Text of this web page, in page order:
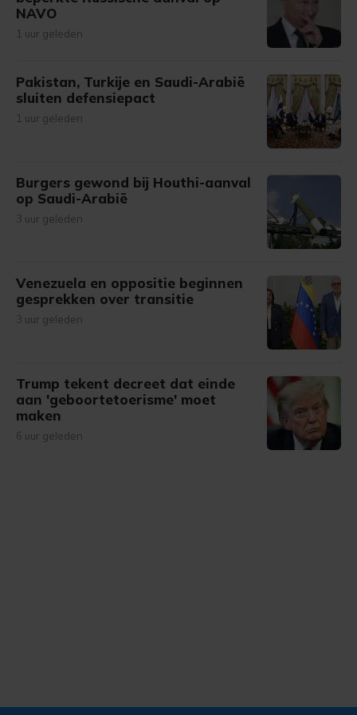
NAVO
1 uur geleden
Pakistan, Turkije en Saudi-Arabië
sluiten defensiepact
1 uur geleden
Burgers gewond bij Houthi-aanval
op Saudi-Arabië
3 uur geleden
Venezuela en oppositie beginnen
gesprekken over transitie
3 uur geleden
Trump tekent decreet dat einde
aan 'geboortetoerisme' moet
maken
6 uur geleden